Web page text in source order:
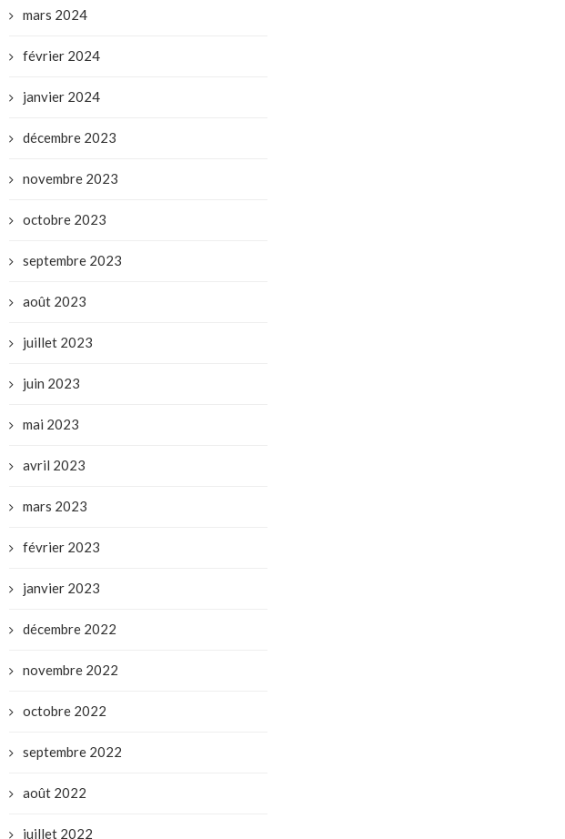
mars 2024
février 2024
janvier 2024
décembre 2023
novembre 2023
octobre 2023
septembre 2023
août 2023
juillet 2023
juin 2023
mai 2023
avril 2023
mars 2023
février 2023
janvier 2023
décembre 2022
novembre 2022
octobre 2022
septembre 2022
août 2022
juillet 2022